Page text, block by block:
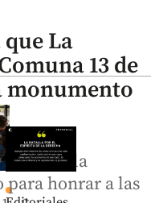
La
13 de
monumento
Ruta de la
honrar a las